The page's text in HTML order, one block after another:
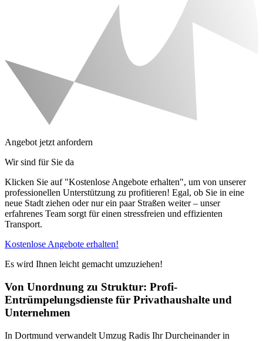
Angebot jetzt anfordern
Wir sind für Sie da
Klicken Sie auf "Kostenlose Angebote erhalten", um von unserer
professionellen Unterstützung zu profitieren! Egal, ob Sie in eine
neue Stadt ziehen oder nur ein paar Straßen weiter – unser
erfahrenes Team sorgt für einen stressfreien und effizienten
Transport.
Kostenlose Angebote erhalten!
Es wird Ihnen leicht gemacht umzuziehen!
Von Unordnung zu Struktur: Profi-
Entrümpelungsdienste für Privathaushalte und
Unternehmen
In Dortmund verwandelt Umzug Radis Ihr Durcheinander in